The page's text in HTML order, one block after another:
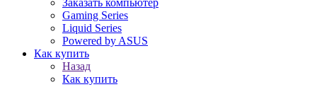
Заказать компьютер
Gaming Series
Liquid Series
Powered by ASUS
Как купить
Назад
Как купить